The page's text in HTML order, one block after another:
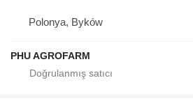
Polonya, Byków
PHU AGROFARM